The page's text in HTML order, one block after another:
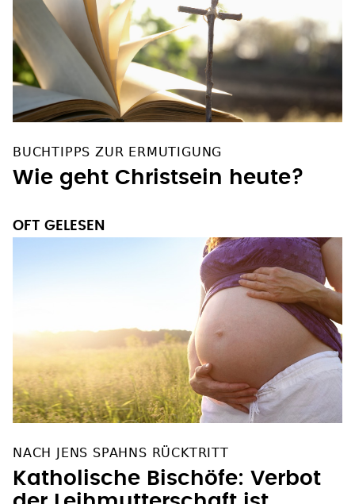
BUCHTIPPS ZUR ERMUTIGUNG
Wie geht Christsein heute?
OFT GELESEN
NACH JENS SPAHNS RÜCKTRITT
Katholische Bischöfe: Verbot